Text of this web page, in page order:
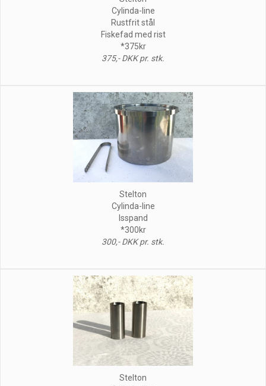
Cylinda-line
Rustfrit stål
Fiskefad med rist
*375kr
375,- DKK pr. stk.
Stelton
Cylinda-line
Isspand
*300kr
300,- DKK pr. stk.
Stelton